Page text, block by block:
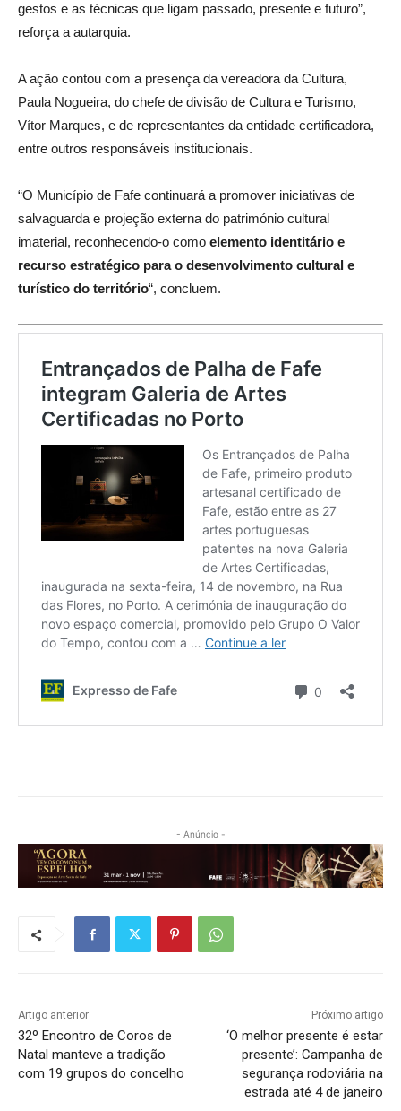
gestos e as técnicas que ligam passado, presente e futuro”,
reforça a autarquia.
A ação contou com a presença da vereadora da Cultura,
Paula Nogueira, do chefe de divisão de Cultura e Turismo,
Vítor Marques, e de representantes da entidade certificadora,
entre outros responsáveis institucionais.
“O Município de Fafe continuará a promover iniciativas de
salvaguarda e projeção externa do património cultural
imaterial, reconhecendo-o como elemento identitário e
recurso estratégico para o desenvolvimento cultural e
turístico do território“, concluem.
- Anúncio -
Artigo anterior
32º Encontro de Coros de
Natal manteve a tradição
com 19 grupos do concelho
Próximo artigo
‘O melhor presente é estar
presente’: Campanha de
segurança rodoviária na
estrada até 4 de janeiro